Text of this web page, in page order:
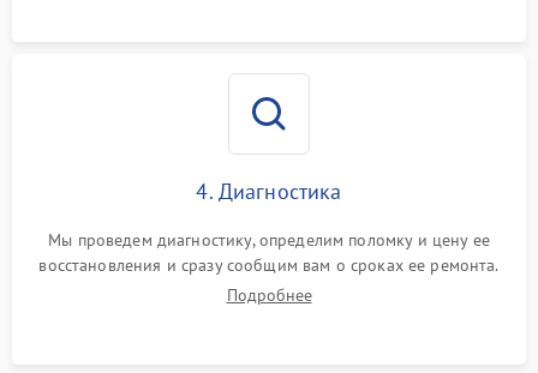
4. Диагностика
Мы проведем диагностику, определим поломку и цену ее
восстановления и сразу сообщим вам о сроках ее ремонта.
Подробнее